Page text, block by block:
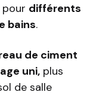
différents
bains.
de ciment
uni, plus
de salle